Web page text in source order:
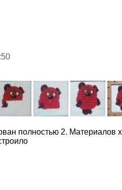
полностью 2. Материалов